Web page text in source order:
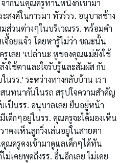
จากนั้นคุณครูท่านหนึ่งก็เข้ามา
สงค์ในการมา ทัวร์รร. อนุบาลช้าง
ส่วนต่างๆในบริเวณรร. พร้อมคำ
เจื้อยแจ้ว โดยหารู้ไม่ว่า ขณะนั้น
เลย 'เปล่านะ หูของคุณแม่ยังใช้
ใช้ตาและใจรับรู้และสัมผัส กับ
รร.' ระหว่างทางกลับบ้าน เรา
นทนากันในรถ สรุปใจความสำคัญ
เป็นรร. อนุบาลเลย ยืนอยู่หน้า
ด็กๆอยู่ในรร. คุณครูจะได้มองเห็น
าคงเห็นลูกวิ่งเล่นอยู่ในสายตา
ณครูคงเข้ามาดูแลเด็กๆได้ทัน
ม่เคยพูดถึงรร. อื่นอีกเลย ไม่เคย